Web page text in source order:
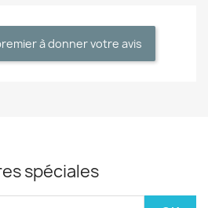
à donner votre avis
spéciales